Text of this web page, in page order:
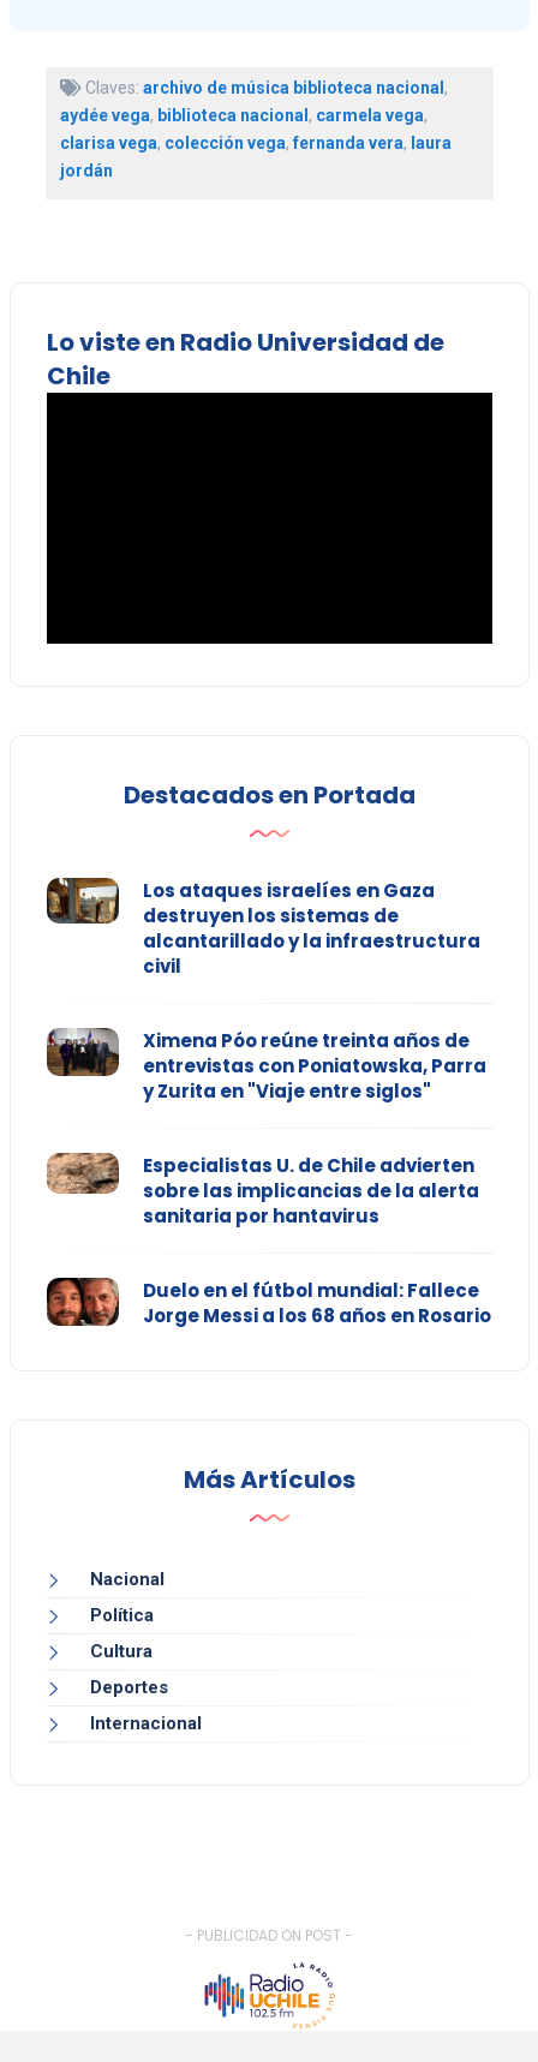
Claves: archivo de música biblioteca nacional ,
aydée vega, biblioteca nacional , carmela vega,
clarisa vega, colección vega,fernanda vera, laura
jordán
Lo viste en Radio Universidad de
Chile
Destacados en Portada
Los ataques israelíes en Gaza
destruyen los sistemas de
alcantarillado y la infraestructura
civil
Ximena Póo reúne treinta años de
entrevistas con Poniatowska, Parra
y Zurita en "Viaje entre siglos"
Especialistas U. de Chile advierten
sobre las implicancias de la alerta
sanitaria por hantavirus
Duelo en el fútbol mundial: Fallece
Jorge Messi a los 68 años en Rosario
Más Artículos
Nacional
Política
Cultura
Deportes
Internacional
- PUBLICIDAD ON POST -